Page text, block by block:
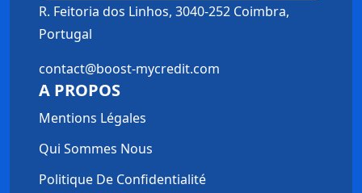
R. Feitoria dos Linhos, 3040-252 Coimbra,
Portugal
contact@boost-mycredit.com
A PROPOS
Mentions Légales
Qui Sommes Nous
Politique De Confidentialité